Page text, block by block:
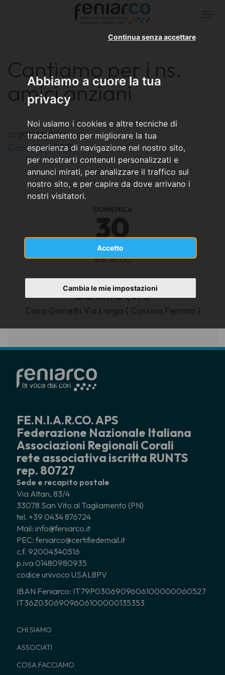
Abbiamo a cuore la tua
privacy
Noi usiamo i cookies e altre tecniche di
tracciamento per migliorare la tua
esperienza di navigazione nel nostro sito,
per mostrarti contenuti personalizzati e
annunci mirati, per analizzare il traffico sul
nostro sito, e per capire da dove arrivano i
nostri visitatori.
Accetto
Continua senza accettare
Cambia le mie impostazioni
Cantiamo per i ns.
amici anziani
organizzatore:
Coro Alpe APS
DOMENICA
30
NOVEMBRE 2025
ore 16.00
Saronno (VA)
Casa Gianetti Via Larga ( Cassina Ferrara )
FE.N.I.A.R.CO. APS
Federazione Nazionale Italiana
Associazioni Regionali Corali
rete associativa iscritta RUNTS
rep. 80727
Sede e recapito postale
Via Altan, 83/4
33078 San Vito al Tagliamento (PN)
tel. +39 0434 876724
Mail: info@feniarco.it
PEC: feniarco@certifiedemail.it
c.f. 92004340516
p.iva 01480980935
codice univoco USAL8PV
IBAN Feniarco: IT79P0306909606100000060527
IT36Z0306909606100000135353
CHI SIAMO
ASSOCIATI
COSA FACCIAMO